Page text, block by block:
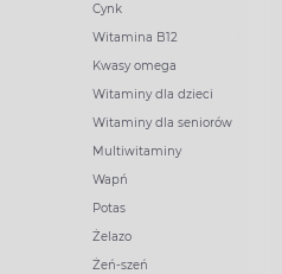
Cynk
Witamina B12
Kwasy omega
Witaminy dla dzieci
Witaminy dla seniorów
Multiwitaminy
Wapń
Potas
Żelazo
Żeń-szeń